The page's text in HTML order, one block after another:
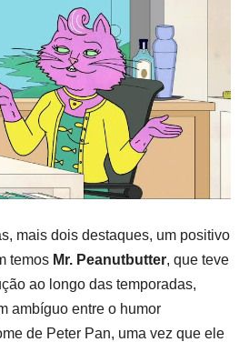
mais dois destaques, um positivo
temos Mr. Peanutbutter, que teve
ao longo das temporadas,
ambíguo entre o humor
de Peter Pan, uma vez que ele